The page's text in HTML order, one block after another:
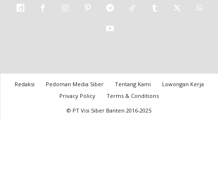
Redaksi Pedoman Media Siber Tentang Kami
Lowongan Kerja
Privacy Policy
Terms & Conditions
© PT Visi Siber Banten 2016-2025